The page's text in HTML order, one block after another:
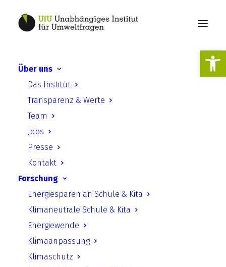
Über uns
Das Institut
Transparenz & Werte
Team
Jobs
Presse
Kontakt
Forschung
Energiesparen an Schule & Kita
Klimaneutrale Schule & Kita
Energiewende
Klimaanpassung
Klimaschutz
Konzepte der
Regionalentwicklung bei
Großprojekten im
nationalen und
internationalen Vergleich –
Lehren für das
Standortauswahlverfahren
(KoRegio)